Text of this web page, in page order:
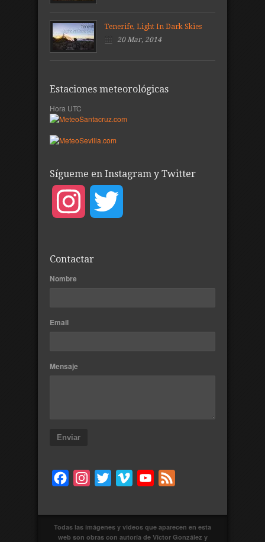
Tenerife, Light In Dark Skies
20 Mar, 2014
Estaciones meteorológicas
Hora UTC
Sígueme en Instagram y Twitter
Instagram
Contactar
Nombre
Email
Mensaje
Enviar
FacebookInstagram
Twitter Vimeo YouTube
Todas las imágenes y videos que aparecen en esta
web son obras con autoría de Víctor González y